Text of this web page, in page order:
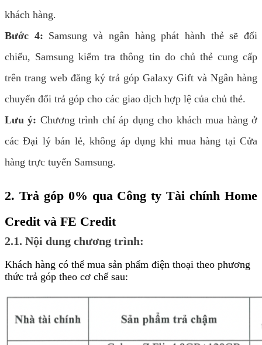
khách hàng.
Bước 4: Samsung và ngân hàng phát hành thẻ sẽ đối
chiếu, Samsung kiểm tra thông tin do chủ thẻ cung cấp
trên trang web đăng ký trả góp Galaxy Gift và Ngân hàng
chuyển đổi trả góp cho các giao dịch hợp lệ của chủ thẻ.
Lưu ý: Chương trình chỉ áp dụng cho khách mua hàng ở
các Đại lý bán lẻ, không áp dụng khi mua hàng tại Cửa
hàng trực tuyến Samsung.
2. Trả góp 0% qua Công ty Tài chính Home
Credit và FE Credit
2.1. Nội dung chương trình:
Khách hàng có thể mua sản phẩm điện thoại theo phương
thức trả góp theo cơ chế sau: